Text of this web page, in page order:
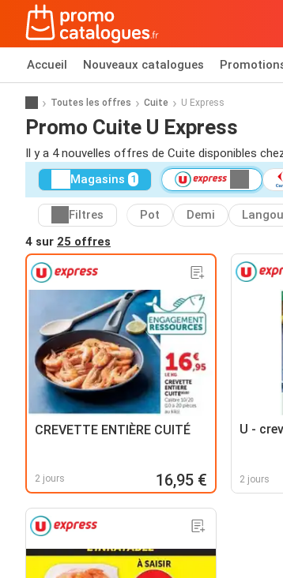
Accueil Nouveaux catalogues
Toutes les offres Cuite U Express
Promo Cuite U Express
Il y a 4 nouvelles offres de Cuite disponibles
Magasins 1
Filtres Pot Demi
4 sur 25 offres
CREVETTE ENTIÈRE CUITÉ
2 jours 16,95 €
U -
2 jours